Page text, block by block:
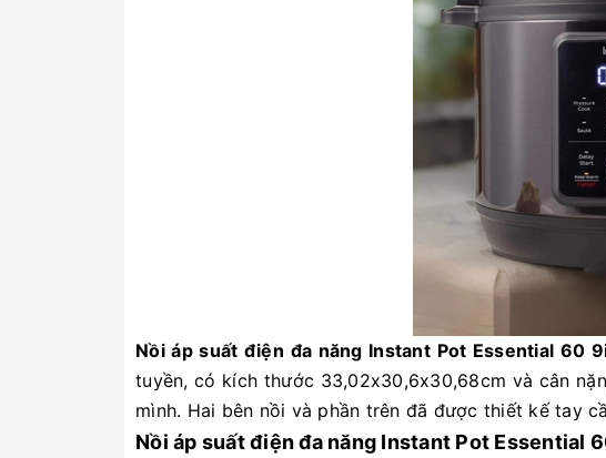
Nồi áp suất điện đa năng Instant Pot Essential 60
tuyền, có kích thước 33,02x30,6x30,68cm và cân
mình. Hai bên nồi và phần trên đã được thiết kế tay
Nồi áp suất điện đa năng Instant Pot Essential